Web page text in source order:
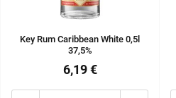
Key Rum Caribbean White 0,5l
37,5%
6,19 €